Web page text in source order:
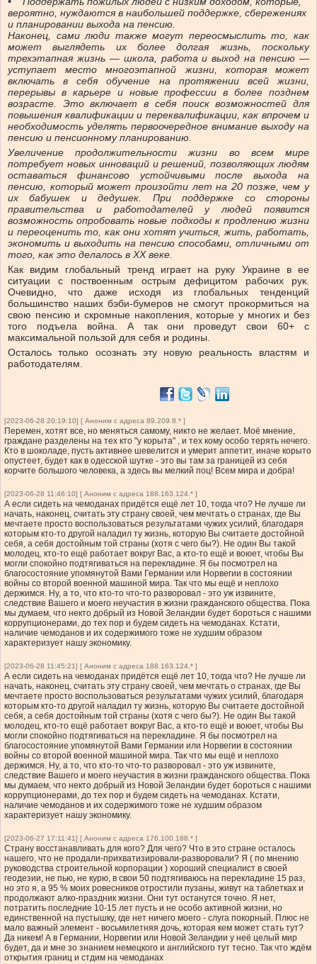
вероятно, нуждаются в наибольшей поддержке, сбережениях
и планировании выхода на пенсию.
Наконец, сами люди также могут переосмыслить то, как
может выглядеть их более долгая жизнь, поскольку
трехэтапная жизнь — школа, работа и выход на пенсию —
уступает место многоэтапной жизни, которая может
включать в себя обучение на протяжении всей жизни,
перерывы в карьере и новые профессии в более позднем
возрасте. Это включает в себя поиск возможностей для
повышения квалификации и переквалификации, как впрочем и
необходимость уделять первоочередное внимание выходу на
пенсию и пенсионному планированию.
Увеличение продолжительности жизни во всем мире
потребует новых инноваций и решений, позволяющих людям
оставаться финансово устойчивыми после выхода на
пенсию, который может произойти лет на 20 позже, чем у
их бабушек и дедушек. При поддержке со стороны
правительства и работодателей у людей появится
возможность опробовать новые подходы к продлению жизни
и переоценить то, как они хотят учиться, жить, работать,
экономить и выходить на пенсию способами, отличными от
того, как это делалось в XX веке.
Как видим глобальный тренд играет на руку Украине в ее
ситуации с поствоенным острым дефицитом рабочих рук.
Очевидно, что даже исходя из глобальных тенденций
большинство наших бэби-бумеров не смогут прокормиться на
свою пенсию и скромные накопления, которые у многих и без
того подъела война. А так они проведут свои 60+ с
максимальной пользой для себя и родины.
Осталось только осознать эту новую реальность властям и
работодателям.
[2023-06-28 20:19:10] [ Аноним с адреса 89.209.8.* ]
Перемен, хотят все, но меняться самому, никто не желает. Моё мнение,
граждане разделены на тех кто "у корыта" , и тех кому особо терять нечего.
Кто в шоколаде, пусть активнее шевелится и умерит аппетит, иначе корыто
опустеет, будет как в одесской шутке - это вы там за границей из себя
корчите большого человека, а здесь вы мелкий поц! Всем мира и добра!
[2023-06-28 11:46:10] [ Аноним с адреса 188.163.124.* ]
А если сидеть на чемоданах придётся ещё лет 10, тогда что? Не лучше ли
начать, наконец, считать эту страну своей, чем мечтать о странах, где Вы
мечтаете просто воспользоваться результатами чужих усилий, благодаря
которым кто-то другой наладил ту жизнь, которую Вы считаете достойной
себя, а себя достойным той страны (хотя с чего бы?). Не один Вы такой
молодец, кто-то ещё работает вокруг Вас, а кто-то ещё и воюет, чтобы Вы
могли спокойно подтягиваться на перекладине. Я бы посмотрел на
благосостояние упомянутой Вами Германии или Норвегии в состоянии
войны со второй военной машиной мира. Так что мы ещё и неплохо
держимся. Ну, а то, что кто-то что-то разворовал - это уж извините,
следствие Вашего и моего неучастия в жизни гражданского общества. Пока
мы думаем, что некто добрый из Новой Зеландии будет бороться с нашими
коррупционерами, до тех пор и будем сидеть на чемоданах. Кстати,
наличие чемоданов и их содержимого тоже не худшим образом
характеризует нашу экономику.
[2023-06-28 11:45:21] [ Аноним с адреса 188.163.124.* ]
А если сидеть на чемоданах придётся ещё лет 10, тогда что? Не лучше ли
начать, наконец, считать эту страну своей, чем мечтать о странах, где Вы
мечтаете просто воспользоваться результатами чужих усилий, благодаря
которым кто-то другой наладил ту жизнь, которую Вы считаете достойной
себя, а себя достойным той страны (хотя с чего бы?). Не один Вы такой
молодец, кто-то ещё работает вокруг Вас, а кто-то ещё и воюет, чтобы Вы
могли спокойно подтягиваться на перекладине. Я бы посмотрел на
благосостояние упомянутой Вами Германии или Норвегии в состоянии
войны со второй военной машиной мира. Так что мы ещё и неплохо
держимся. Ну, а то, что кто-то что-то разворовал - это уж извините,
следствие Вашего и моего неучастия в жизни гражданского общества. Пока
мы думаем, что некто добрый из Новой Зеландии будет бороться с нашими
коррупционерами, до тех пор и будем сидеть на чемоданах. Кстати,
наличие чемоданов и их содержимого тоже не худшим образом
характеризует нашу экономику.
[2023-06-27 17:11:41] [ Аноним с адреса 176.100.188.* ]
Страну восстанавливать для кого? Для чего? Что в это стране осталось
нашего, что не продали-прихватизировали-разворовали? Я ( по мнению
руководства строительной корпорации ) хороший специалист в своей
геодезии, не пью, не курю, в свои 50 подтягиваюсь на перекладине 15 раз,
но это я, а 95 % моих ровесников отростили пузаны, живут на таблетках и
продолжают алко-праздник жизни. Они тут останутся точно. Я нет,
потратить последние 10-15 лет пусть и не особо активной жизни, но
единственной на пустышку, где нет ничего моего - слуга покорный. Плюс не
мало важный элемент - восьмилетняя дочь, которая кем может стать тут?
Да никем! А в Германии, Норвегии или Новой Зеландии у неё целый мир
будет, да и мне зо знанием немецкого и английского тут тесно. Так что ждём
открытия границ и стдим на чемоданах